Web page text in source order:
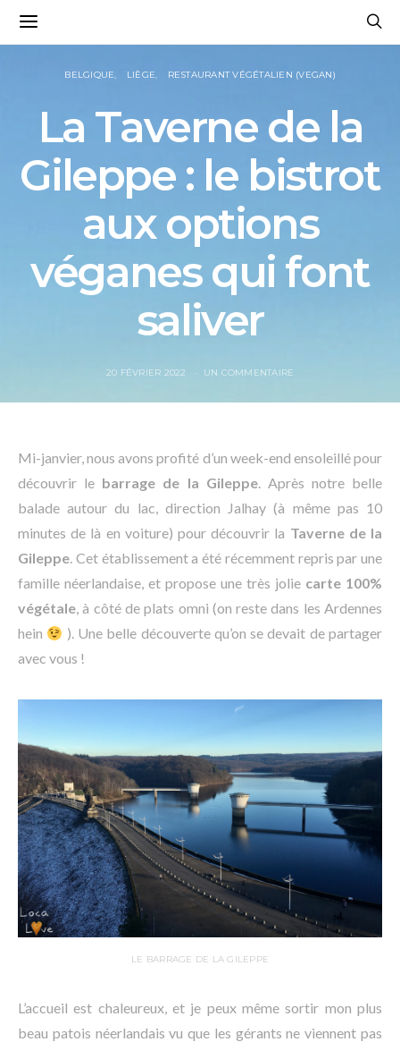
BELGIQUE LIÈGE RESTAURANT VÉGÉTALIEN (VEGAN)
La Taverne de la
Gileppe : le bistrot
aux options
véganes qui font
saliver
20 FÉVRIER 2022 UN COMMENTAIRE
Mi-janvier, nous avons profité d’un week-end ensoleillé pour
découvrir le barrage de la Gileppe. Après notre belle
balade autour du lac, direction Jalhay (à même pas 10
minutes de là en voiture) pour découvrir la Taverne de la
Gileppe. Cet établissement a été récemment repris par une
famille néerlandaise, et propose une très jolie carte 100%
végétale, à côté de plats omni (on reste dans les Ardennes
hein
). Une belle découverte qu’on se devait de partager
avec vous !
LE BARRAGE DE LA GILEPPE
L’accueil est chaleureux, et je peux même sortir mon plus
beau patois néerlandais vu que les gérants ne viennent pas